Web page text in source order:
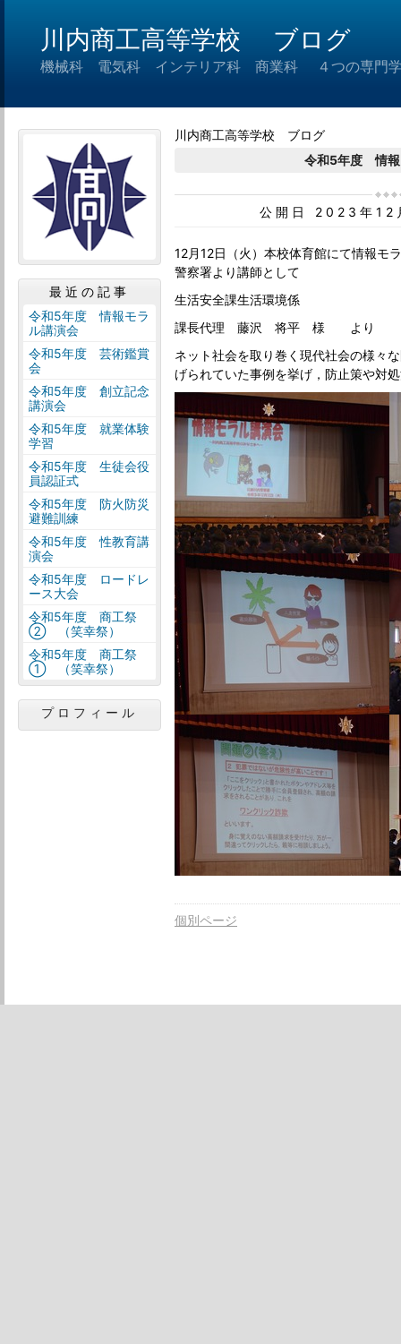
川内商工高等学校 ブログ
機械科 電気科 インテリア科 商業科 ４つの専門学
川内商工高等学校 ブログ
令和5年度 情報
公開日 2023年12
12月12日（火）本校体育館にて情報モ
警察署より講師として
生活安全課生活環境係
課長代理 藤沢 将平 様 より
ネット社会を取り巻く現代社会の様々
げられていた事例を挙げ，防止策や対
個別ページ
最近の記事
令和5年度 情報モラ
ル講演会
令和5年度 芸術鑑賞
会
令和5年度 創立記念
講演会
令和5年度 就業体験
学習
令和5年度 生徒会役
員認証式
令和5年度 防火防災
避難訓練
令和5年度 性教育講
演会
令和5年度 ロードレ
ース大会
令和5年度 商工祭
② （笑幸祭）
令和5年度 商工祭
① （笑幸祭）
プロフィール